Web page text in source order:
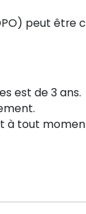
peut être
est de 3 ans.
à tout